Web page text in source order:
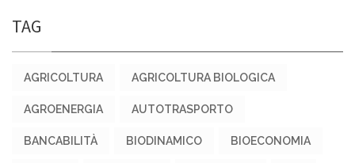
TAG
AGRICOLTURA AGRICOLTURA BIOLOGICA
AGROENERGIA AUTOTRASPORTO
BANCABILITÀ BIODINAMICO BIOECONOMIA